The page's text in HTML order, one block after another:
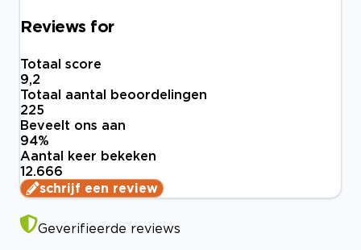
Reviews for
Totaal score
9,2
Totaal aantal beoordelingen
225
Beveelt ons aan
94%
Aantal keer bekeken
12.666
schrijf een review
Geverifieerde reviews